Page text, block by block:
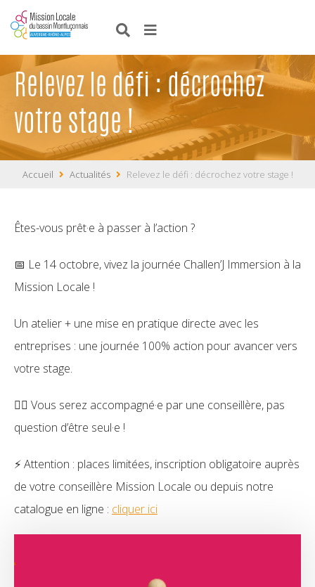
Relevez le défi : décrochez
votre stage !
Accueil Actualités Relevez le défi : décrochez votre stage !
Êtes-vous prêt·e à passer à l’action ?
📅 Le 14 octobre, vivez la journée Challen’J Immersion à la
Mission Locale !
Un atelier + une mise en pratique directe avec les
entreprises : une journée 100% action pour avancer vers
votre stage.
🙋‍♀️ Vous serez accompagné·e par une conseillère, pas
question d’être seul·e !
⚡ Attention : places limitées, inscription obligatoire auprès
de votre conseillère Mission Locale ou depuis notre
catalogue en ligne : cliquer ici